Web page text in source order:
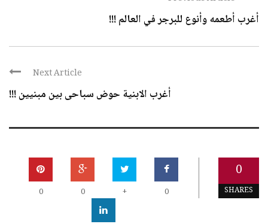
أغرب أطعمه وأنوع للبرجر في العالم !!!
Next Article
أغرب الابنية حوض سباحى بين مبنيين !!!
0
SHARES
0
+
0
0